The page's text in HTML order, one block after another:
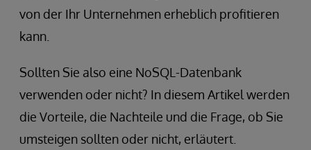
von der Ihr Unternehmen erheblich profitieren
kann.
Sollten Sie also eine NoSQL-Datenbank
verwenden oder nicht? In diesem Artikel werden
die Vorteile, die Nachteile und die Frage, ob Sie
umsteigen sollten oder nicht, erläutert.